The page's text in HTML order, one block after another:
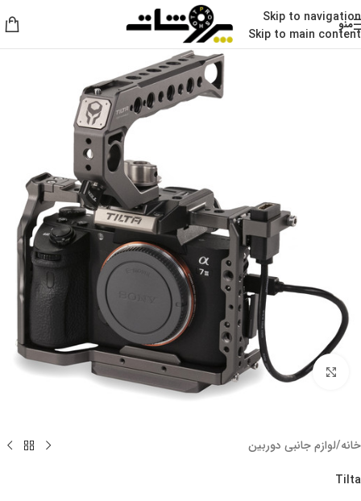
Skip to navigation
Skip to main content
منو
برای بزرگنمایی کلیک کنید
خانه/لوازم جانبی دوربین
Tilta